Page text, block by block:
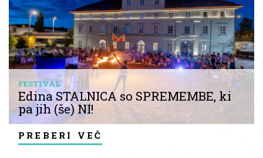
FESTIVAL
Edina STALNICA so SPREMEMBE, ki
pa jih (še) NI!
preberi več